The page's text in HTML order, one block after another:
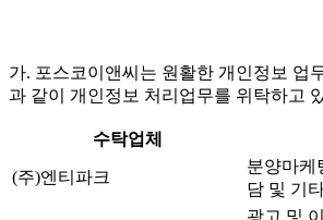
가. 포스코이앤씨는 원활한 개인정보 업
과 같이 개인정보 처리업무를 위탁하고
수탁업체
(주)엔티파크
분양마케
담 및 기
광고 및